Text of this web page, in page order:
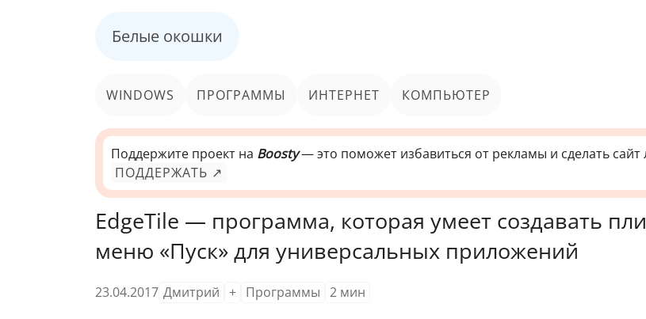
Белые окошки
WINDOWS ПРОГРАММЫ ИНТЕРНЕТ КОМПЬЮТЕР
Поддержите проект на Boosty— это поможет избавиться от рекламы и сделать сайт
ПОДДЕРЖАТЬ ↗
EdgeTile — программа, которая умеет создавать
меню «Пуск» для универсальных приложений
23.04.2017 Дмитрий + Программы 2 мин